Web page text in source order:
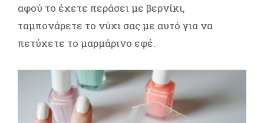
αφού το έχετε περάσει με βερνίκι,
ταμπονάρετε το νύχι σας με αυτό για να
πετύχετε το μαρμάρινο εφέ.